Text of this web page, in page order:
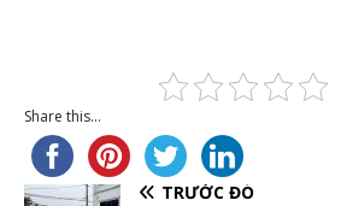
Share this...
TRƯỚC ĐÓ